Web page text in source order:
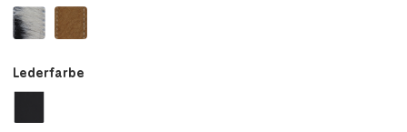
Lederfarbe